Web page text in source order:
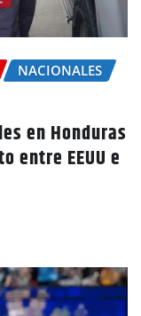
NACIONALES
en Honduras
entre EEUU e